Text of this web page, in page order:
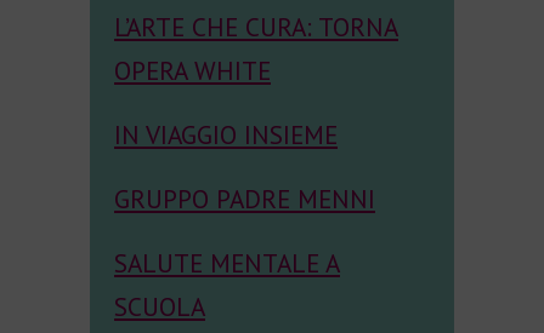
L’ARTE CHE CURA: TORNA
OPERA WHITE
IN VIAGGIO INSIEME
GRUPPO PADRE MENNI
SALUTE MENTALE A
SCUOLA